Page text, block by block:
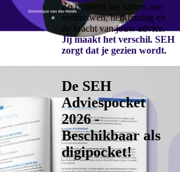
Zo bouwen we samen aan
vertrouwen, herkenning en
de kracht van jouw advies.
Jij maakt het verschil. SEH
zorgt dat je gezien wordt.
De SEH
Adviespocket
2026 -
Beschikbaar als
digipocket!